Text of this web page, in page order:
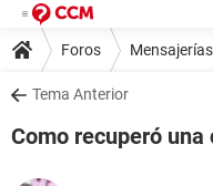
Foros
Tema Anterior
Como recuperó